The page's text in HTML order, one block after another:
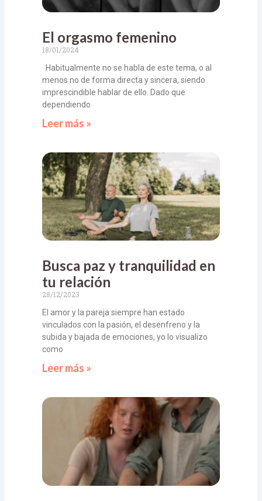
El orgasmo femenino
18/01/2024
Habitualmente no se habla de este tema, o al
menos no de forma directa y sincera, siendo
imprescindible hablar de ello. Dado que
dependiendo
Leer más »
Busca paz y tranquilidad en
tu relación
28/12/2023
El amor y la pareja siempre han estado
vinculados con la pasión, el desenfreno y la
subida y bajada de emociones, yo lo visualizo
como
Leer más »